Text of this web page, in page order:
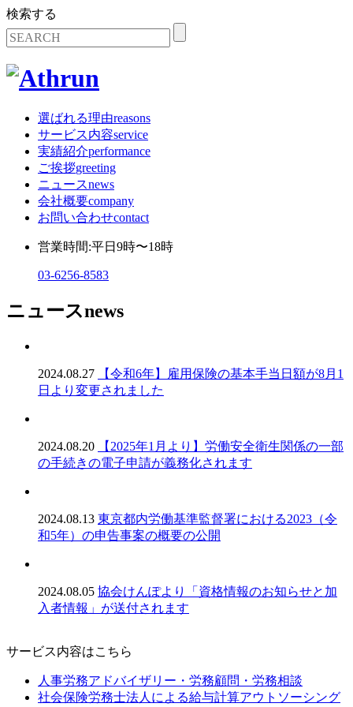
検索する
選ばれる理由reasons
サービス内容service
実績紹介performance
ご挨拶greeting
ニュースnews
会社概要company
お問い合わせcontact
営業時間:平日9時〜18時
03-6256-8583
ニュースnews
2024.08.27
【令和6年】雇用保険の基本手当日額が8月1
日より変更されました
2024.08.20
【2025年1月より】労働安全衛生関係の一部
の手続きの電子申請が義務化されます
2024.08.13 東京都内労働基準監督署における2023（令
和5年）の申告事案の概要の公開
2024.08.05 協会けんぽより「資格情報のお知らせと加
入者情報」が送付されます
サービス内容はこちら
人事労務アドバイザリー・労務顧問・労務相談
社会保険労務士法人による給与計算アウトソーシング